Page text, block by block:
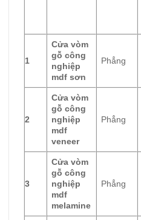
1
Cửa vòm
gỗ công
nghiệp
mdf sơn
Phẳng
2
Cửa vòm
gỗ công
nghiệp
mdf
veneer
Phẳng
3
Cửa vòm
gỗ công
nghiệp
mdf
melamine
Phẳng